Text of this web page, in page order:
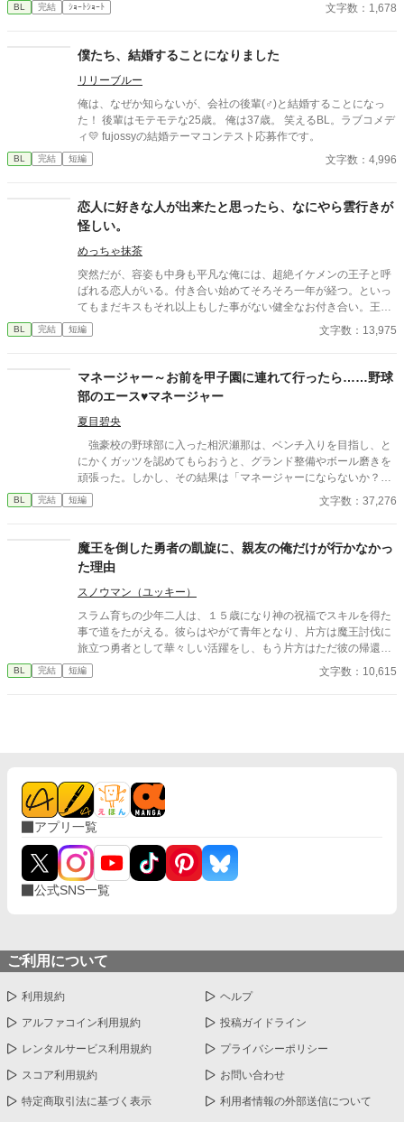
BL 完結 ｼｮｰﾄｼｮｰﾄ 文字数：1,678
僕たち、結婚することになりました
リリーブルー
俺は、なぜか知らないが、会社の後輩(♂)と結婚することになっ
た！ 後輩はモテモテな25歳。 俺は37歳。 笑えるBL。ラブコメデ
ィ💛 fujossyの結婚テーマコンテスト応募作です。
BL 完結 短編 文字数：4,996
恋人に好きな人が出来たと思ったら、なにやら雲行きが
怪しい。
めっちゃ抹茶
突然だが、容姿も中身も平凡な俺には、超絶イケメンの王子と呼
ばれる恋人がいる。付き合い始めてそろそろ一年が経つ。といっ
てもまだキスもそれ以上もした事がない健全なお付き合い。王子
は優しいけど意地悪で、いつも俺の心臓を高鳴らせてくる——だ
けどそれだけだ。この前、喧嘩をした。それきり彼と話していな
見つけた王子の側には可憐な女の子。彼女が彼に寄り掛かって二
人がキスをしている。 その瞬間、目の前が真っ黒になった。もう
無理だ。俺がスイッチが切れたようにその場に立ち尽くした、そ
の時だった。前にいる彼から聞いたこともない怒声が俺の耳に届
いたのは。 ⚪︎佐藤玲央……微笑みの王子と呼ばれ、常に笑顔を絶
やさない。物腰柔らかな姿勢に男女問わずモテる ⚪︎中田真……両
親の転勤で引っ越してきた転校生。平凡な容姿で口が悪いがクラ
スに馴染めず誰とも話さないので王子しか知らないし、これから
も多分バレない ※全四話、予約投稿済み。 本編に攻めの名前が出
まだ悩み中
BL 完結 短編 文字数：13,975
マネージャー～お前を甲子園に連れて行ったら……野球
部のエース♥マネージャー
夏目碧央
強豪校の野球部に入った相沢瀬那は、ベンチ入りを目指し、と
にかくガッツを認めてもらおうと、グランド整備やボール磨きを
頑張った。しかし、その結果は「マネージャーにならないか？」
という監督からの言葉。瀬那は葛藤の末、マネージャーに転身す
る。 一方、才能溢れるピッチャーの戸田遼悠。瀬那は遼悠の才
悠が文字通り血のにじむような努力をしている事を知る。
BL 完結 短編 文字数：37,276
魔王を倒した勇者の凱旋に、親友の俺だけが行かなかっ
た理由
スノウマン（ユッキー）
スラム育ちの少年二人は、１５歳になり神の祝福でスキルを得た
事で道をたがえる。彼らはやがて青年となり、片方は魔王討伐に
旅立つ勇者として華々しい活躍をし、もう片方はただ彼の帰還を
待つ相変わらずスラム暮らしの存在となる。 これは何も持たない
青年がただ勇者の帰りを待つ日常を描いた作品です。 無自覚両片
BL 完結 短編 文字数：10,615
アプリ一覧
公式SNS一覧
ご利用について
利用規約 ヘルプ
アルファコイン利用規約 投稿ガイドライン
レンタルサービス利用規約 プライバシーポリシー
スコア利用規約 お問い合わせ
特定商取引法に基づく表示 利用者情報の外部送信について